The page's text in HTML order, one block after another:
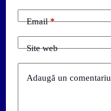
Email*
Site web
Adaugă un comentariu